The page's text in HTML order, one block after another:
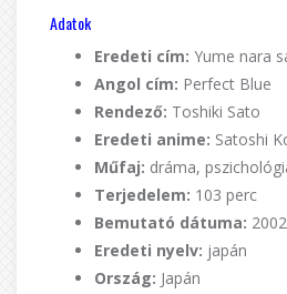
Adatok
Eredeti cím: Yume nara
Angol cím: Perfect Blue
Rendező: Toshiki Sato
Eredeti anime: Satoshi
Műfaj: dráma,
Terjedelem: 103 perc
Bemutató dátuma: 2002
Eredeti nyelv: japán
Ország: Japán